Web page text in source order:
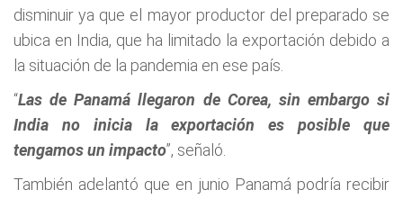
disminuir ya que el mayor productor del preparado se
ubica en India, que ha limitado la exportación debido a
la situación de la pandemia en ese país.
“Las de Panamá llegaron de Corea, sin embargo si
India no inicia la exportación es posible que
tengamos un impacto”, señaló.
También adelantó que en junio Panamá podría recibir